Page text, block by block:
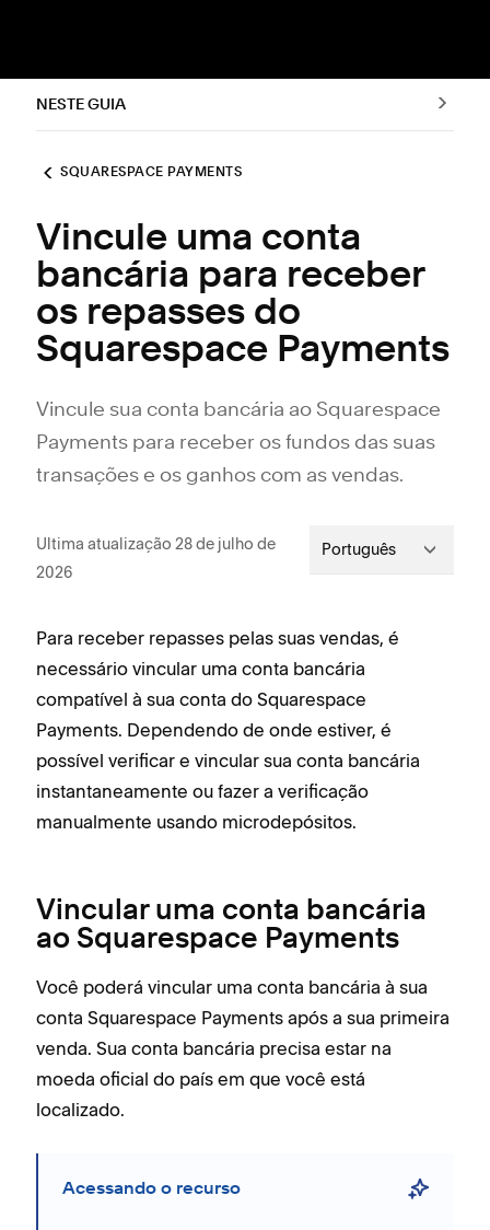
NESTE GUIA
SQUARESPACE PAYMENTS
Vincule uma conta
bancária para receber
os repasses do
Squarespace Payments
Vincule sua conta bancária ao Squarespace
Payments para receber os fundos das suas
transações e os ganhos com as vendas.
Ultima atualização 28 de julho de
2026
Português
Para receber repasses pelas suas vendas, é
necessário vincular uma conta bancária
compatível à sua conta do Squarespace
Payments. Dependendo de onde estiver, é
possível verificar e vincular sua conta bancária
instantaneamente ou fazer a verificação
manualmente usando microdepósitos.
Vincular uma conta bancária
ao Squarespace Payments
Você poderá vincular uma conta bancária à sua
conta Squarespace Payments após a sua primeira
venda. Sua conta bancária precisa estar na
moeda oficial do país em que você está
localizado.
Acessando o recurso